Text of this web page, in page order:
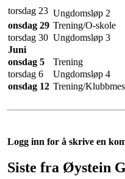
Ungdomsløp 2
torsdag 23
onsdag 29 Trening/O-skole
torsdag 30 Ungdomsløp 3
Juni
onsdag 5
Trening
torsdag 6
Ungdomsløp 4
onsdag 12 Trening/
Logg inn for å skrive en
Siste fra Øystein